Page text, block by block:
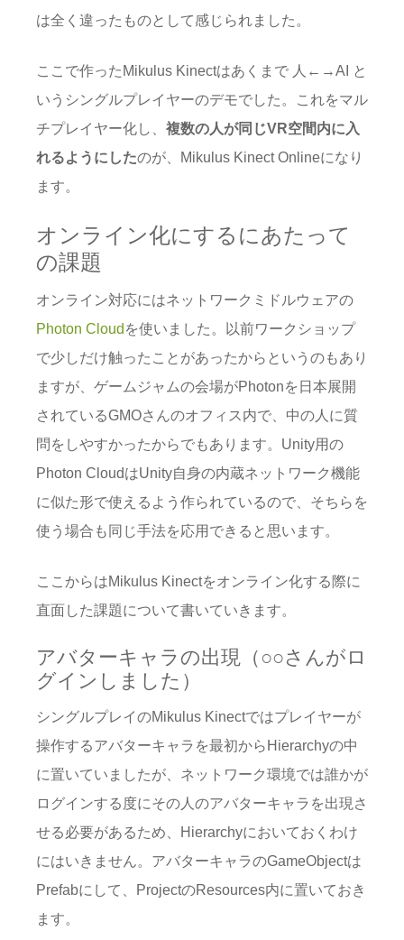
は全く違ったものとして感じられました。
ここで作ったMikulus Kinectはあくまで 人←→AI と
いうシングルプレイヤーのデモでした。これをマル
チプレイヤー化し、 複数の人が同じVR空間内に入
れるようにしたのが、Mikulus Kinect Onlineになり
ます。
オンライン化にするにあたって
の課題
オンライン対応にはネットワークミドルウェアの
Photon Cloudを使いました。以前ワークショップ
で少しだけ触ったことがあったからというのもあり
ますが、ゲームジャムの会場がPhotonを日本展開
されているGMOさんのオフィス内で、中の人に質
問をしやすかったからでもあります。Unity用の
Photon CloudはUnity自身の内蔵ネットワーク機能
に似た形で使えるよう作られているので、そちらを
使う場合も同じ手法を応用できると思います。
ここからはMikulus Kinectをオンライン化する際に
直面した課題について書いていきます。
アバターキャラの出現（○○さんがロ
グインしました）
シングルプレイのMikulus Kinectではプレイヤーが
操作するアバターキャラを最初からHierarchyの中
に置いていましたが、ネットワーク環境では誰かが
ログインする度にその人のアバターキャラを出現さ
せる必要があるため、Hierarchyにおいておくわけ
にはいきません。アバターキャラのGameObjectは
Prefabにして、ProjectのResources内に置いておき
ます。